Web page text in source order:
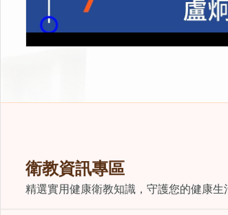
衛教資訊專區
精選實用健康衛教知識，守護您的健康生